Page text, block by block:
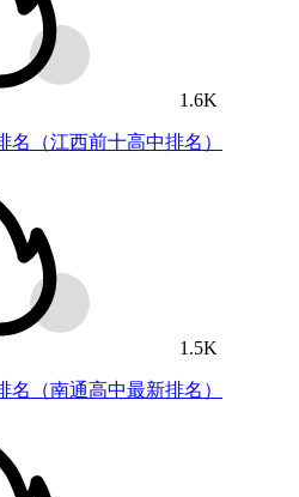
1.6K
名（江西前十高中排名）
1.5K
名（南通高中最新排名）